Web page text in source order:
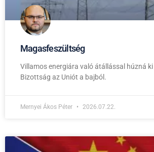
Magasfeszültség
Villamos energiára való átállással húzná
Bizottság az Uniót a bajból.
Mernyei Ákos Péter 2026.07.22.